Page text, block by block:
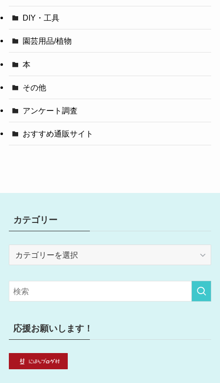
DIY・工具
園芸用品/植物
本
その他
アンケート調査
おすすめ通販サイト
カテゴリー
リ
ー
応援お願いします！